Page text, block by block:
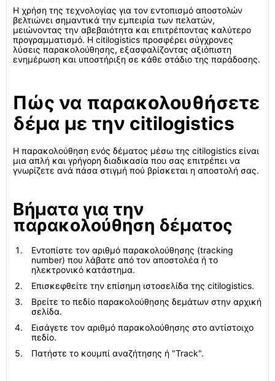
Η χρήση της τεχνολογίας για τον εντοπισμό αποστολών
βελτιώνει σημαντικά την εμπειρία των πελατών,
μειώνοντας την αβεβαιότητα και επιτρέποντας καλύτερο
προγραμματισμό. Η citilogistics προσφέρει σύγχρονες
λύσεις παρακολούθησης, εξασφαλίζοντας αξιόπιστη
ενημέρωση και υποστήριξη σε κάθε στάδιο της παράδοσης.
Πώς να παρακολουθήσετε
δέμα με την citilogistics
Η παρακολούθηση ενός δέματος μέσω της citilogistics είναι
μια απλή και γρήγορη διαδικασία που σας επιτρέπει να
γνωρίζετε ανά πάσα στιγμή πού βρίσκεται η αποστολή σας.
Βήματα για την
παρακολούθηση δέματος
Εντοπίστε τον αριθμό παρακολούθησης (tracking
number) που λάβατε από τον αποστολέα ή το
ηλεκτρονικό κατάστημα.
Επισκεφθείτε την επίσημη ιστοσελίδα της citilogistics.
Βρείτε το πεδίο παρακολούθησης δεμάτων στην αρχική
σελίδα.
Εισάγετε τον αριθμό παρακολούθησης στο αντίστοιχο
πεδίο.
Πατήστε το κουμπί αναζήτησης ή "Track".